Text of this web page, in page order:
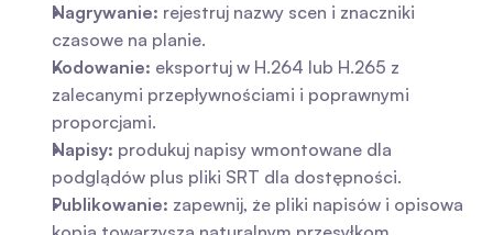
Nagrywanie: rejestruj nazwy scen i znaczniki
czasowe na planie.
Kodowanie: eksportuj w H.264 lub H.265 z
zalecanymi przepływnościami i poprawnymi
proporcjami.
Napisy: produkuj napisy wmontowane dla
podglądów plus pliki SRT dla dostępności.
Publikowanie: zapewnij, że pliki napisów i opisowa